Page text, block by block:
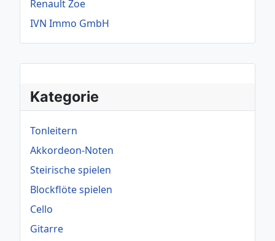
Kategorie
Tonleitern
Akkordeon-Noten
Steirische spielen
Blockflöte spielen
Cello
Gitarre
Renault Zoe
IVN Immo GmbH